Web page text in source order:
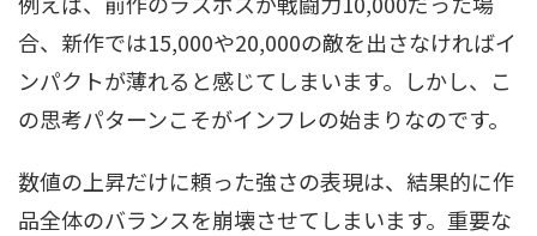
合、新作では15,000や20,000の敵を出さなければイ
ンパクトが薄れると感じてしまいます。しかし、こ
の思考パターンこそがインフレの始まりなのです。
数値の上昇だけに頼った強さの表現は、結果的に作
品全体のバランスを崩壊させてしまいます。重要な